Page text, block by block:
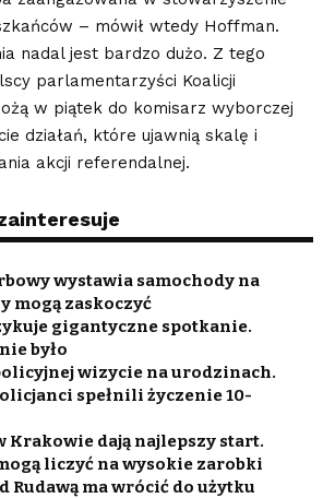
– mówił wtedy Hoffman.
nadal jest bardzo dużo. Z tego
parlamentarzyści Koalicji
w piątek do komisarz wyborczej
działań, które ujawnią skalę i
akcji referendalnej.
wystawia samochody na
mogą zaskoczyć
gigantyczne spotkanie.
było
wizycie na urodzinach.
spełnili życzenie 10-
Krakowie dają najlepszy start.
liczyć na wysokie zarobki
Rudawą ma wrócić do użytku